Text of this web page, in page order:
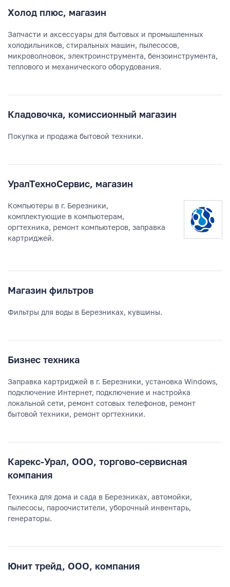
Холод плюс, магазин
Запчасти и аксессуары для бытовых и промышленных
холодильников, стиральных машин, пылесосов,
микроволновок, электроинструмента, бензоинструмента,
теплового и механического оборудования.
Кладовочка, комиссионный магазин
Покупка и продажа бытовой техники.
УралТехноСервис, магазин
Компьютеры в г. Березники,
комплектующие в компьютерам,
оргтехника, ремонт компьютеров, заправка
картриджей.
Магазин фильтров
Фильтры для воды в Березниках, кувшины.
Бизнес техника
Заправка картриджей в г. Березники, установка Windows,
подключение Интернет, подключение и настройка
локальной сети, ремонт сотовых телефонов, ремонт
бытовой техники, ремонт оргтехники.
Карекс-Урал, ООО, торгово-сервисная
компания
Техника для дома и сада в Березниках, автомойки,
пылесосы, пароочистители, уборочный инвентарь,
генераторы.
Юнит трейд, ООО, компания